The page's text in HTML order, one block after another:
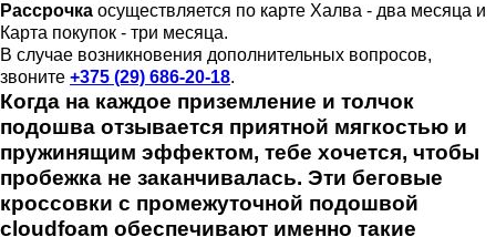
Рассрочка осуществляется по карте Халва - два месяца и
Карта покупок - три месяца.
В случае возникновения дополнительных вопросов,
звоните +375 (29) 686-20-18.
Когда на каждое приземление и толчок
подошва отзывается приятной мягкостью и
пружинящим эффектом, тебе хочется, чтобы
пробежка не заканчивалась. Эти беговые
кроссовки с промежуточной подошвой
cloudfoam обеспечивают именно такие